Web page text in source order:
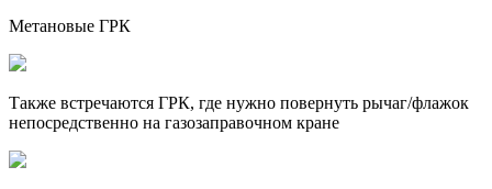
Метановые ГРК
Также встречаются ГРК, где нужно повернуть рычаг/флажок
непосредственно на газозаправочном кране